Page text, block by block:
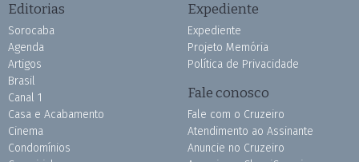
Editorias
Sorocaba
Agenda
Artigos
Brasil
Canal 1
Casa e Acabamento
Cinema
Condomínios
Expediente
Expediente
Projeto Memória
Política de Privacidade
Fale conosco
Fale com o Cruzeiro
Atendimento ao Assinante
Anuncie no Cruzeiro